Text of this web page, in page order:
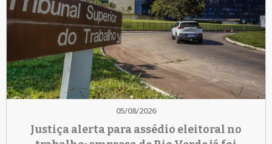
05/08/2026
Justiça alerta para assédio eleitoral no